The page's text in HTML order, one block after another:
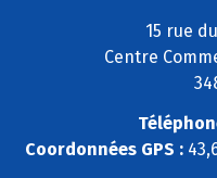
15 rue
Centre
Coordonnées GPS :